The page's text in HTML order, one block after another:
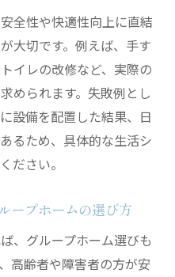
全性や快適性向上に直結
大切です。例えば、手す
イレの改修など、実際の
められます。失敗例とし
設備を配置した結果、日
るため、具体的な生活シ
ださい。
ープホームの選び方
、グループホーム選びも
高齢者や障害者の方が安